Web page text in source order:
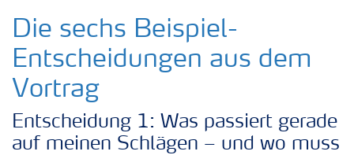
Die sechs Beispiel-
Entscheidungen aus dem
Vortrag
Entscheidung 1: Was passiert gerade
auf meinen Schlägen – und wo muss